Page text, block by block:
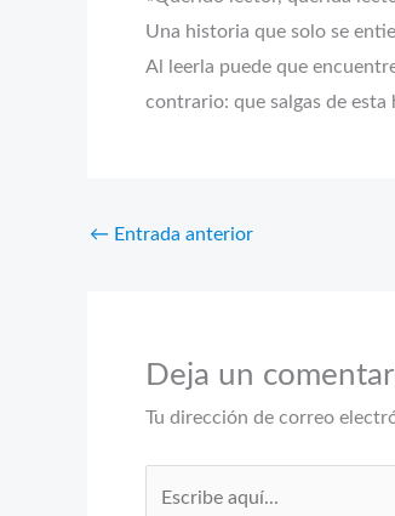
Una historia que solo se
Al leerla puede que
contrario: que salgas de
← Entrada anterior
Deja un
Tu dirección de correo